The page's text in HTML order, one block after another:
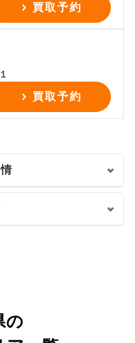
買取予約
買取予約
の